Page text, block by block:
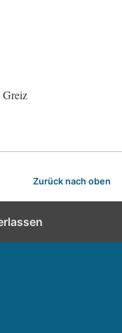
Greiz
Zurück nach oben